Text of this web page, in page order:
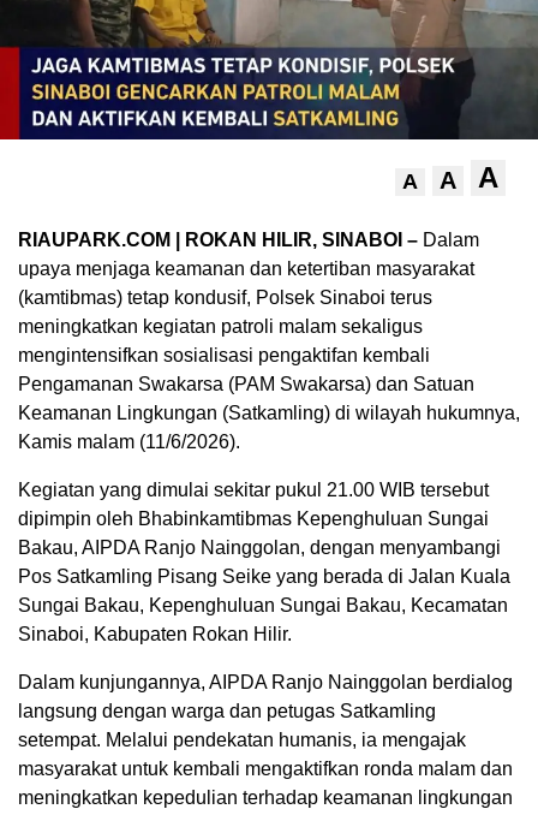
A A A
RIAUPARK.COM | ROKAN HILIR, SINABOI – Dalam
upaya menjaga keamanan dan ketertiban masyarakat
(kamtibmas) tetap kondusif, Polsek Sinaboi terus
meningkatkan kegiatan patroli malam sekaligus
mengintensifkan sosialisasi pengaktifan kembali
Pengamanan Swakarsa (PAM Swakarsa) dan Satuan
Keamanan Lingkungan (Satkamling) di wilayah hukumnya,
Kamis malam (11/6/2026).
Kegiatan yang dimulai sekitar pukul 21.00 WIB tersebut
dipimpin oleh Bhabinkamtibmas Kepenghuluan Sungai
Bakau, AIPDA Ranjo Nainggolan, dengan menyambangi
Pos Satkamling Pisang Seike yang berada di Jalan Kuala
Sungai Bakau, Kepenghuluan Sungai Bakau, Kecamatan
Sinaboi, Kabupaten Rokan Hilir.
Dalam kunjungannya, AIPDA Ranjo Nainggolan berdialog
langsung dengan warga dan petugas Satkamling
setempat. Melalui pendekatan humanis, ia mengajak
masyarakat untuk kembali mengaktifkan ronda malam dan
meningkatkan kepedulian terhadap keamanan lingkungan